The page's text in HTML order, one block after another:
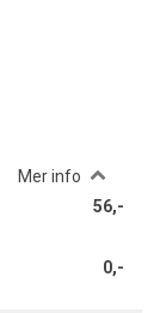
Mer info
56,-
0,-